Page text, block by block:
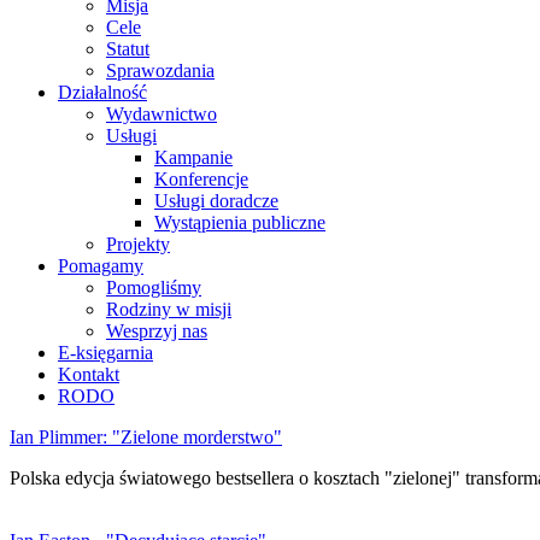
Misja
Cele
Statut
Sprawozdania
Działalność
Wydawnictwo
Usługi
Kampanie
Konferencje
Usługi doradcze
Wystąpienia publiczne
Projekty
Pomagamy
Pomogliśmy
Rodziny w misji
Wesprzyj nas
E-księgarnia
Kontakt
RODO
Ian Plimmer: "Zielone morderstwo"
Polska edycja światowego bestsellera o kosztach "zielonej"